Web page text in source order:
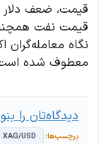
قیمت، ضعف دلار
قیمت نفت
معطوف شده
XAG/USD
دیدگاه‌تان را